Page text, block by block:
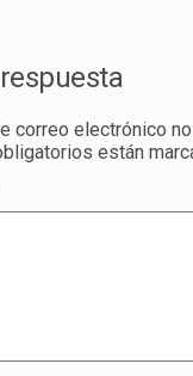
correo electrónico
están